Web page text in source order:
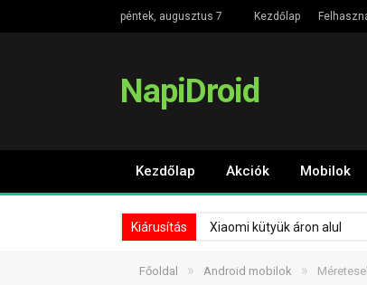
péntek, augusztus 7 Kezdőlap
NapiDroid
Kezdőlap Akciók Mobilok
Kiárusítás Xiaomi kütyük áron alul
Főoldal » Android mobilok »